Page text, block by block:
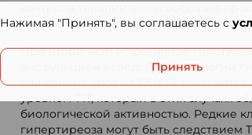
контроля терапии целесообразно
недель после изменения дозы или
При вторичном и третичном
дисфункцией вследствие патологии
сниженные уровни ТЗ и Т4
уровнем ТТГ, который в этих случаях
биологической активностью. Редкие
гипертиреоза могут быть следствием
Нажимая "Принять", вы соглашаетесь с
Принять